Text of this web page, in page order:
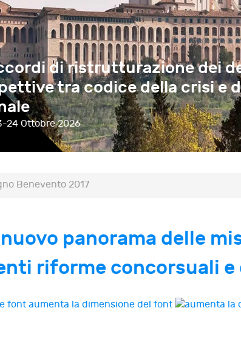
di ristrutturazione dei
tra codice della crisi e
24 Ottobre 2026
Benevento 2017
panorama delle
riforme concorsuali
aumenta la dimensione del font